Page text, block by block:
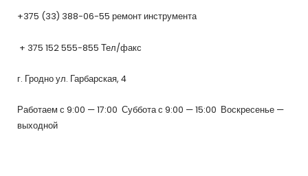
+375 (33) 388-06-55 ремонт инструмента
+ 375 152 555-855 Тел/факс
г. Гродно ул. Гарбарская, 4
Работаем с 9:00 — 17:00 Суббота с 9:00 — 15:00 Воскресенье —
выходной